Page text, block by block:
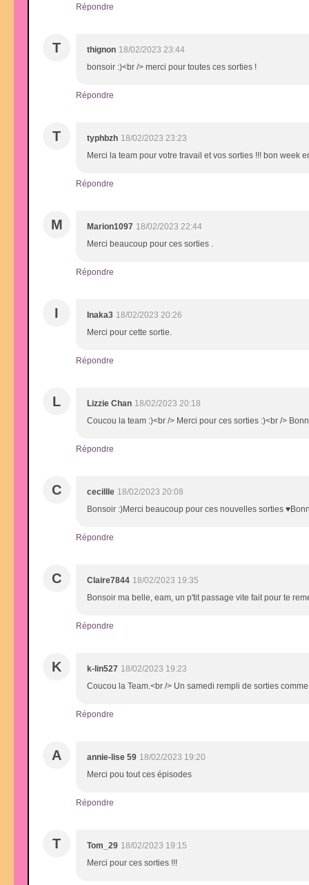
Répondre
T thignon 18/02/2023 23:44
bonsoir :)<br /> merci pour toutes ces sorties !
Répondre
T typhbzh 18/02/2023 23:23
Merci la team pour votre travail et vos sorties !!! bon week
Répondre
M Marion1097 18/02/2023 22:44
Merci beaucoup pour ces sorties .
Répondre
I Inaka3 18/02/2023 20:26
Merci pour cette sortie.
Répondre
L Lizzie Chan 18/02/2023 20:18
Coucou la team :)<br /> Merci pour ces sorties :)<br />
Répondre
C cecillle 18/02/2023 20:08
Bonsoir :)Merci beaucoup pour ces nouvelles sorties
Répondre
C Claire7844 18/02/2023 19:35
Bonsoir ma belle, eam, un p'tit passage vite fait pour te
Répondre
K k-lin527 18/02/2023 19:23
Coucou la Team.<br /> Un samedi rempli de sorties
Répondre
A annie-lise 59 18/02/2023 19:20
Merci pou tout ces épisodes
Répondre
T Tom_29 18/02/2023 19:15
Merci pour ces sorties !!!